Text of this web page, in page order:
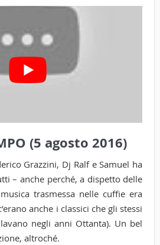
(5 agosto 2016)
Grazzini, Dj Ralf e Samuel ha
– anche perché, a dispetto delle
trasmessa nelle cuffie era
anche i classici che gli stessi
negli anni Ottanta). Un bel
altroché.